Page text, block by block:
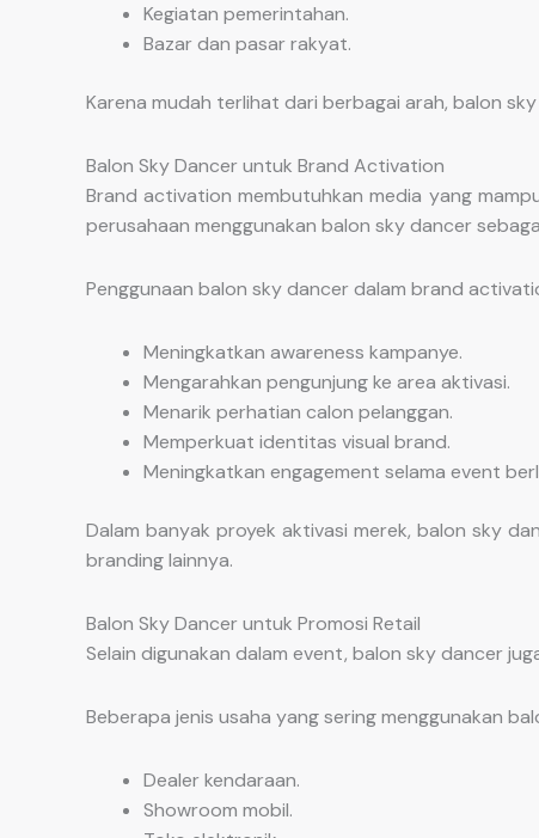
Kegiatan pemerintahan.
Bazar dan pasar rakyat.
Karena mudah terlihat dari berbagai arah, balon
Balon Sky Dancer untuk Brand Activation
Brand activation membutuhkan media yang
perusahaan menggunakan balon sky dancer
Penggunaan balon sky dancer dalam brand
Meningkatkan awareness kampanye.
Mengarahkan pengunjung ke area aktivasi.
Menarik perhatian calon pelanggan.
Memperkuat identitas visual brand.
Meningkatkan engagement selama event
Dalam banyak proyek aktivasi merek, balon sky
branding lainnya.
Balon Sky Dancer untuk Promosi Retail
Selain digunakan dalam event, balon sky dancer
Beberapa jenis usaha yang sering menggunakan
Dealer kendaraan.
Showroom mobil.